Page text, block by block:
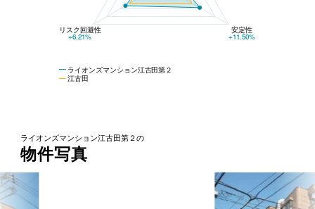
ライオンズマンション江古田第２
江古田
リスク回避性
+6.21%
安定性
+11.50%
ライオンズマンション江古田第２の
物件写真